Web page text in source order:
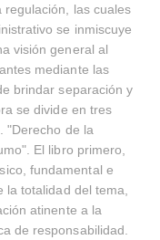
las cuales
se inmiscuye
visión general al
mediante las
brindar separación y
se divide en tres
"Derecho de la
El libro primero,
fundamental e
totalidad del tema,
atinente a la
de responsabilidad.